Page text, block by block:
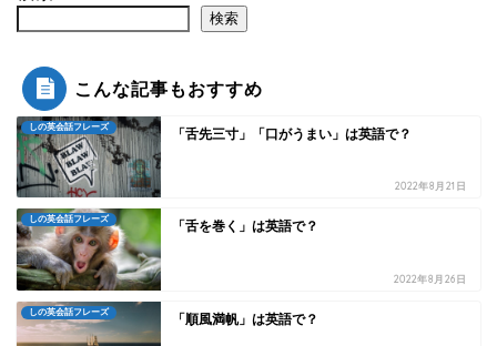
検索
こんな記事もおすすめ
しの英会話フレーズ 「舌先三寸」「口がうまい」は英語で？
2022年8月21日
しの英会話フレーズ 「舌を巻く」は英語で？
2022年8月26日
しの英会話フレーズ 「順風満帆」は英語で？